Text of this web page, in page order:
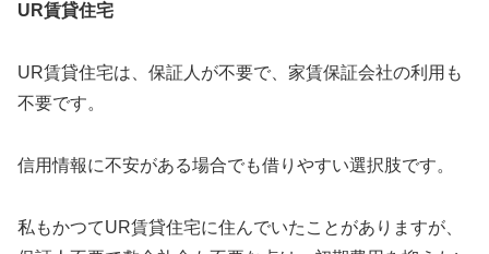
UR賃貸住宅
UR賃貸住宅は、保証人が不要で、家賃保証会社の利用も
不要です。
信用情報に不安がある場合でも借りやすい選択肢です。
私もかつてUR賃貸住宅に住んでいたことがありますが、